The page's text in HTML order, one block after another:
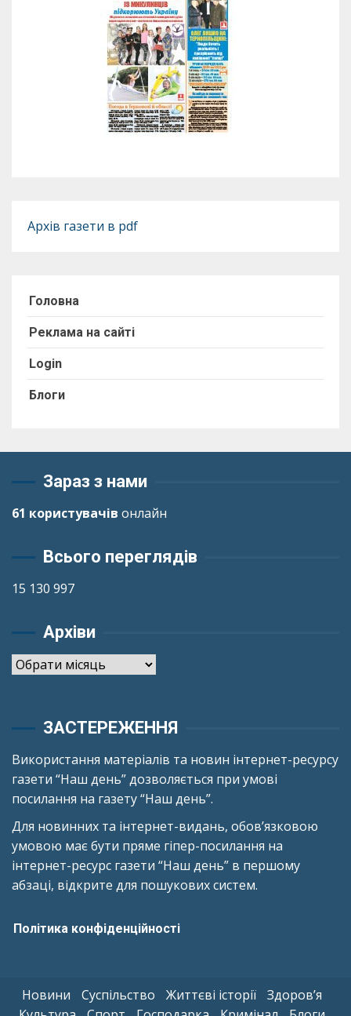
Архів газети в pdf
Головна
Реклама на сайті
Login
Блоги
Зараз з нами
61 користувачів онлайн
Всього переглядів
15 130 997
Архіви
Архіви
ЗАСТЕРЕЖЕННЯ
Використання матеріалів та новин інтернет-ресурсу
газети “Наш день” дозволяється при умові
посилання на газету “Наш день”.
Для новинних та інтернет-видань, обов’язковою
умовою має бути пряме гіпер-посилання на
інтернет-ресурс газети “Наш день” в першому
абзаці, відкрите для пошукових систем.
Політика конфіденційності
Новини Суспільство Життєві історії
Здоров’я